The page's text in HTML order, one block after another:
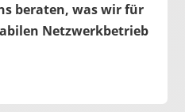
beraten, was wir für
Netzwerkbetrieb